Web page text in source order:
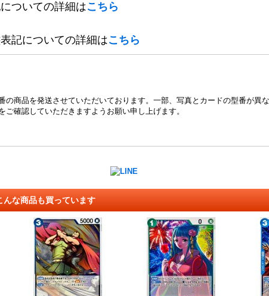
ついての詳細はこちら
記についての詳細はこちら
の商品を発送させていただいております。一部、写真とカードの型番が異
ご確認していただきますようお願い申し上げます。
んな商品も買っています